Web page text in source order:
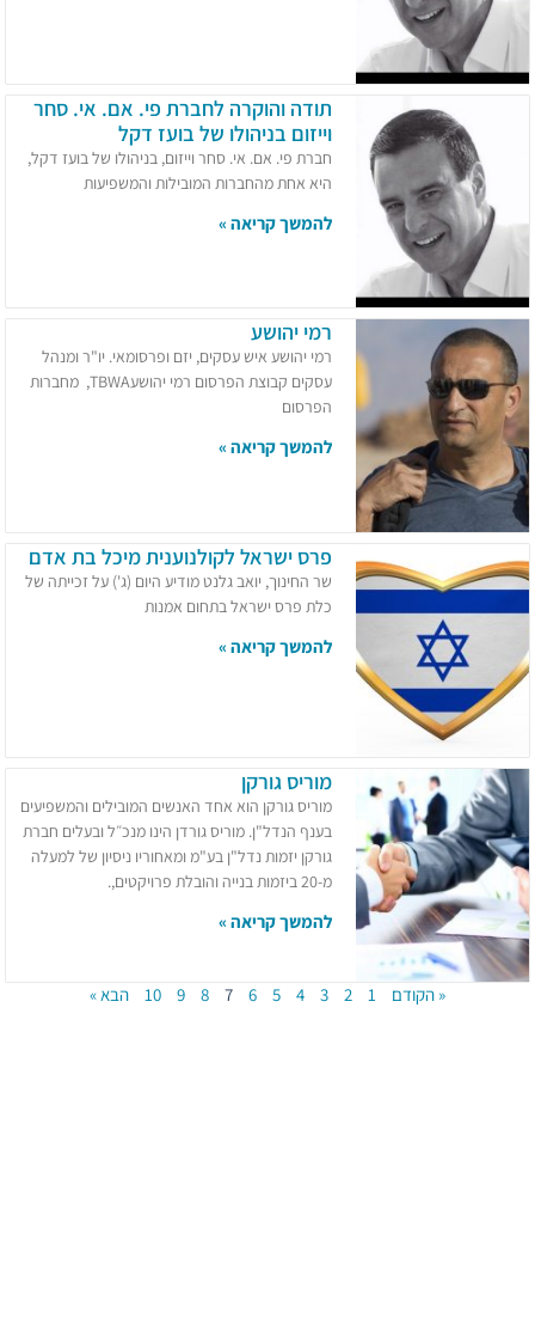
תודה והוקרה לחברת פי. אם. אי. סחר
וייזום בניהולו של בועז דקל
חברת פי. אם. אי. סחר וייזום, בניהולו של בועז דקל,
היא אחת מהחברות המובילות והמשפיעות
להמשך קריאה »
רמי יהושע
רמי יהושע איש עסקים, יזם ופרסומאי. יו"ר ומנהל
עסקים קבוצת הפרסום רמי יהושעTBWA, מחברות
הפרסום
להמשך קריאה »
פרס ישראל לקולנוענית מיכל בת אדם
שר החינוך, יואב גלנט מודיע היום (ג') על זכייתה של
כלת פרס ישראל בתחום אמנות
להמשך קריאה »
מוריס גורקן
מוריס גורקן הוא אחד האנשים המובילים והמשפיעים
בענף הנדל"ן. מוריס גורדן הינו מנכ״ל ובעלים חברת
גורקן יזמות נדל"ן בע"מ ומאחוריו ניסיון של למעלה
מ-20 ביזמות בנייה והובלת פרויקטים,.
להמשך קריאה »
« הקודם 1
2
3
4
5
6
7
8
9
10 הבא »